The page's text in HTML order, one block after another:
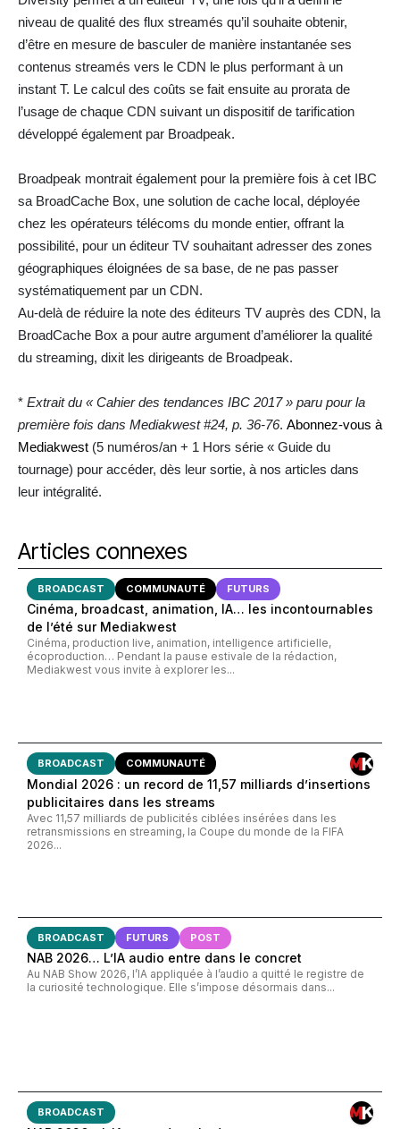
niveau de qualité des flux streamés qu’il souhaite obtenir,
d’être en mesure de basculer de manière instantanée ses
contenus streamés vers le CDN le plus performant à un
instant T. Le calcul des coûts se fait ensuite au prorata de
l’usage de chaque CDN suivant un dispositif de tarification
développé également par Broadpeak.
Broadpeak montrait également pour la première fois à cet IBC
sa BroadCache Box, une solution de cache local, déployée
chez les opérateurs télécoms du monde entier, offrant la
possibilité, pour un éditeur TV souhaitant adresser des zones
géographiques éloignées de sa base, de ne pas passer
systématiquement par un CDN.
Au-delà de réduire la note des éditeurs TV auprès des CDN, la
BroadCache Box a pour autre argument d’améliorer la qualité
du streaming, dixit les dirigeants de Broadpeak.
* Extrait du « Cahier des tendances IBC 2017 » paru pour la
première fois dans Mediakwest #24, p. 36-76. Abonnez-vous à
Mediakwest (5 numéros/an + 1 Hors série « Guide du
tournage) pour accéder, dès leur sortie, à nos articles dans
leur intégralité.
Articles connexes
BROADCAST COMMUNAUTÉ FUTURS
Cinéma, broadcast, animation, IA… les incontournables
de l’été sur Mediakwest
Cinéma, production live, animation, intelligence artificielle,
écoproduction… Pendant la pause estivale de la rédaction,
Mediakwest vous invite à explorer les...
BROADCAST COMMUNAUTÉ
Mondial 2026 : un record de 11,57 milliards d’insertions
publicitaires dans les streams
Avec 11,57 milliards de publicités ciblées insérées dans les
retransmissions en streaming, la Coupe du monde de la FIFA
2026...
BROADCAST FUTURS POST
NAB 2026… L’IA audio entre dans le concret
Au NAB Show 2026, l’IA appliquée à l’audio a quitté le registre de
la curiosité technologique. Elle s’impose désormais dans...
BROADCAST